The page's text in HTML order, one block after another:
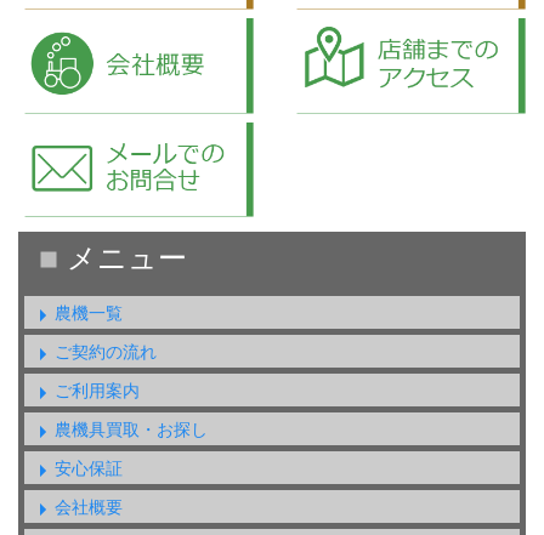
農機一覧
ご契約の流れ
ご利用案内
農機具買取・お探し
安心保証
会社概要